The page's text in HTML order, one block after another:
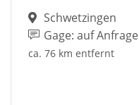
Schwetzingen
Gage: auf Anfrage
ca. 76 km entfernt